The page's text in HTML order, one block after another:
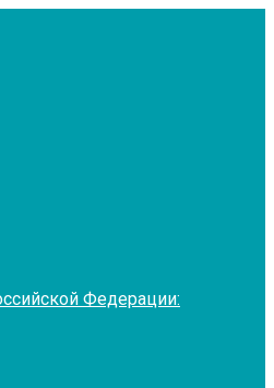
Федерации: